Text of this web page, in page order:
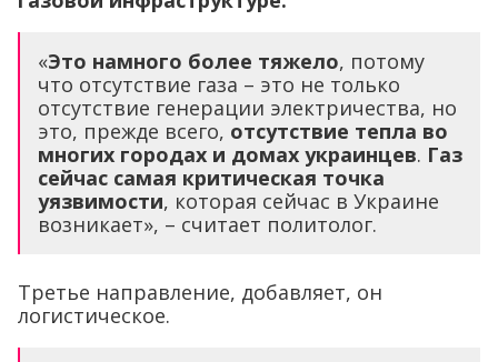
«Это намного более тяжело, потому
что отсутствие газа – это не только
отсутствие генерации электричества, но
это, прежде всего, отсутствие тепла во
многих городах и домах украинцев. Газ
сейчас самая критическая точка
уязвимости, которая сейчас в Украине
возникает», – считает политолог.
Третье направление, добавляет, он
логистическое.